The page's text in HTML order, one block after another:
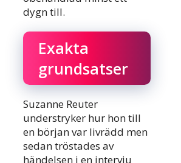
dygn till.
Exakta
grundsatser
Suzanne Reuter
understryker hur hon till
en början var livrädd men
sedan tröstades av
händelsen i en intervju